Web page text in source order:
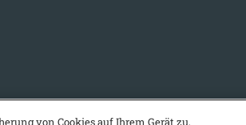
von Cookies auf Ihrem Gerät zu,